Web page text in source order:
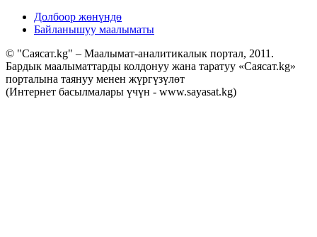
Долбоор жөнүндө
Байланышуу маалыматы
© "Саясат.kg" – Маалымат-аналитикалык портал, 2011.
Бардык маалыматтарды колдонуу жана таратуу «Саясат.kg»
порталына таянуу менен жүргүзүлөт
(Интернет басылмалары үчүн - www.sayasat.kg)